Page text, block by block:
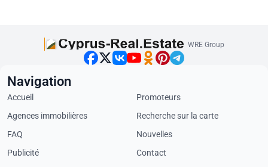
WRE Group
Navigation
Accueil
Promoteurs
Agences immobilières
Recherche sur la carte
FAQ
Nouvelles
Publicité
Contact